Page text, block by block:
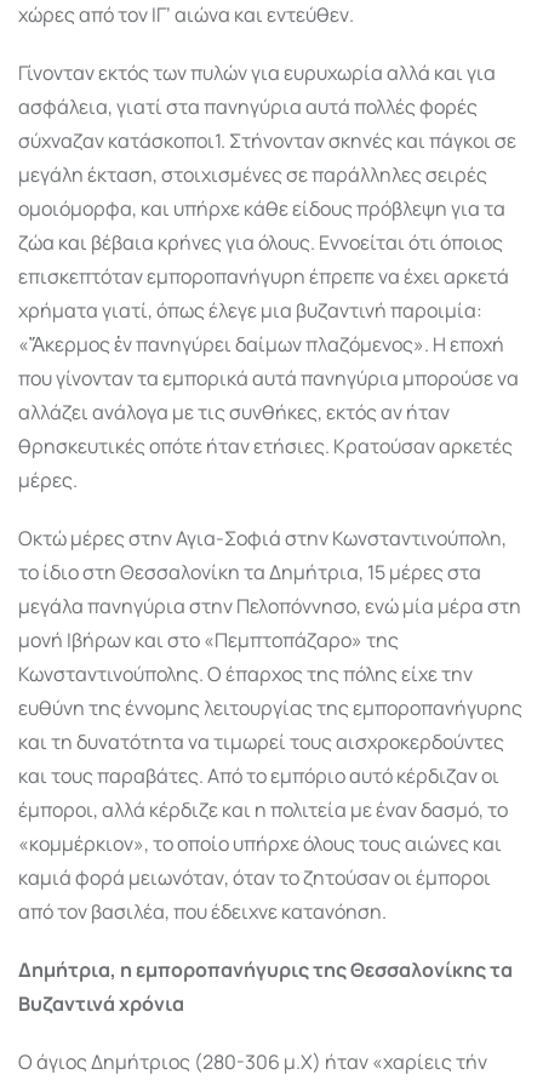
χώρες από τον ΙΓ’ αιώνα και εντεύθεν.
Γίνονταν εκτός των πυλών για ευρυχωρία αλλά και για
ασφάλεια, γιατί στα πανηγύρια αυτά πολλές φορές
σύχναζαν κατάσκοποι1. Στήνονταν σκηνές και πάγκοι σε
µεγάλη έκταση, στοιχισµένες σε παράλληλες σειρές
οµοιόµορφα, και υπήρχε κάθε είδους πρόβλεψη για τα
ζώα και βέβαια κρήνες για όλους. Εννοείται ότι όποιος
επισκεπτόταν εµποροπανήγυρη έπρεπε να έχει αρκετά
χρήµατα γιατί, όπως έλεγε µια βυζαντινή παροιµία:
«Ἄκερµος ἐν πανηγύρει δαίµων πλαζόµενος». Η εποχή
που γίνονταν τα εµπορικά αυτά πανηγύρια µπορούσε να
αλλάζει ανάλογα µε τις συνθήκες, εκτός αν ήταν
θρησκευτικές οπότε ήταν ετήσιες. Κρατούσαν αρκετές
µέρες.
Οκτώ µέρες στην Αγια-Σοφιά στην Κωνσταντινούπολη,
το ίδιο στη Θεσσαλονίκη τα Δηµήτρια, 15 µέρες στα
µεγάλα πανηγύρια στην Πελοπόννησο, ενώ µία µέρα στη
µονή Ιβήρων και στο «Πεµπτοπάζαρο» της
Κωνσταντινούπολης. Ο έπαρχος της πόλης είχε την
ευθύνη της έννοµης λειτουργίας της εµποροπανήγυρης
και τη δυνατότητα να τιµωρεί τους αισχροκερδούντες
και τους παραβάτες. Από το εµπόριο αυτό κέρδιζαν οι
έµποροι, αλλά κέρδιζε και η πολιτεία µε έναν δασµό, το
«κοµµέρκιον», το οποίο υπήρχε όλους τους αιώνες και
καµιά φορά µειωνόταν, όταν το ζητούσαν οι έµποροι
από τον βασιλέα, που έδειχνε κατανόηση.
Δηµήτρια, η εµποροπανήγυρις της Θεσσαλονίκης τα
Βυζαντινά χρόνια
Ο άγιος Δηµήτριος (280-306 µ.Χ) ήταν «χαρίεις τήν